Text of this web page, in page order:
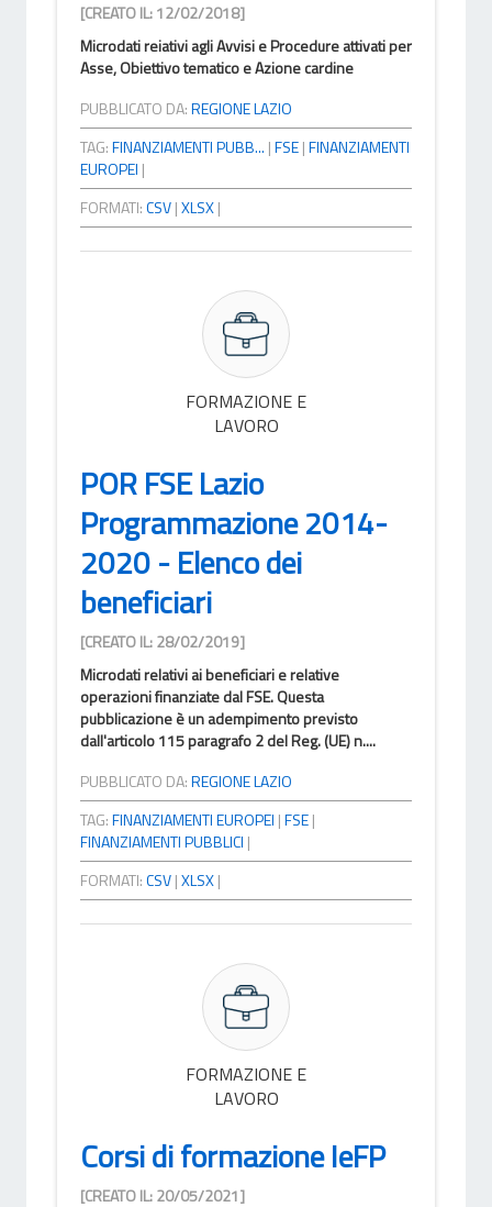
[CREATO IL: 12/02/2018]
Microdati reiativi agli Avvisi e Procedure attivati per
Asse, Obiettivo tematico e Azione cardine
PUBBLICATO DA:REGIONE LAZIO
TAG:FINANZIAMENTI PUBB... |FSE|FINANZIAMENTI
EUROPEI |
FORMATI:CSV|XLSX|
FORMAZIONE E
LAVORO
POR FSE Lazio
Programmazione 2014-
2020 - Elenco dei
beneficiari
[CREATO IL: 28/02/2019]
Microdati relativi ai beneficiari e relative
operazioni finanziate dal FSE. Questa
pubblicazione è un adempimento previsto
dall'articolo 115 paragrafo 2 del Reg. (UE) n....
PUBBLICATO DA:REGIONE LAZIO
TAG:FINANZIAMENTI EUROPEI |FSE|
FINANZIAMENTI PUBBLICI |
FORMATI:CSV|XLSX|
FORMAZIONE E
LAVORO
Corsi di formazione IeFP
[CREATO IL: 20/05/2021]